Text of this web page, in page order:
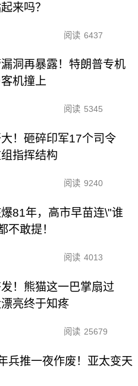
来吗？
阅读 6437
洞再暴露！特朗普专机
机撞上
阅读 5345
！砸碎印军17个司令
指挥结构
阅读 9240
81年，高市早苗连\"谁
不敢提！
阅读 4013
！熊猫这一巴掌扇过
亮终于知疼
阅读 25679
兵推一夜作废！亚太变天